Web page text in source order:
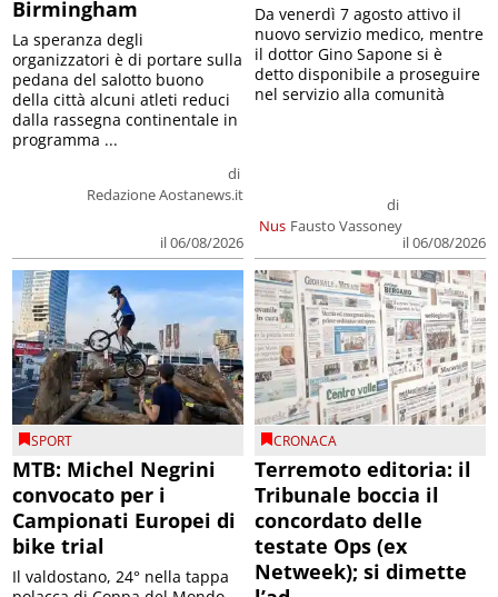
Birmingham
di
Redazione Aostanews.it
il 06/08/2026
La speranza degli
organizzatori è di portare sulla
pedana del salotto buono
della città alcuni atleti reduci
dalla rassegna continentale in
programma ...
Nus
di
Fausto Vassoney
il 06/08/2026
Da venerdì 7 agosto attivo il
nuovo servizio medico, mentre
il dottor Gino Sapone si è
detto disponibile a proseguire
nel servizio alla comunità
SPORT
MTB: Michel Negrini
convocato per i
Campionati Europei di
bike trial
Il valdostano, 24° nella tappa
CRONACA
Terremoto editoria: il
Tribunale boccia il
concordato delle
testate Ops (ex
Netweek); si dimette